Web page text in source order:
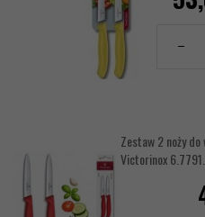
Zestaw 2 noży
Victorinox